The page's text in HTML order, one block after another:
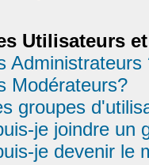
Utilisateurs
Administrateurs
Modérateurs?
groupes
je joindre un
je devenir le